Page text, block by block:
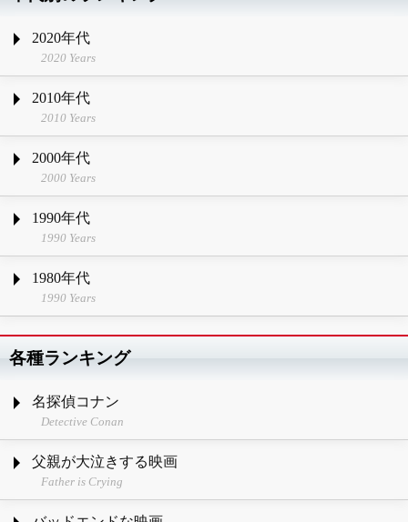
2020年代
2020 Years
2010年代
2010 Years
2000年代
2000 Years
1990年代
1990 Years
1980年代
1990 Years
各種ランキング
名探偵コナン
Detective Conan
父親が大泣きする映画
Father is Crying